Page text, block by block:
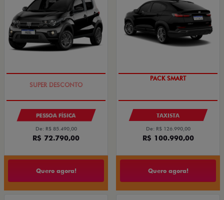
PESSOA FÍSICA
De: R$ 85.490,00
R$ 72.790,00
Quero agora!
PACK SMART
TAXISTA
De: R$ 126.990,00
R$ 100.990,00
Quero agora!